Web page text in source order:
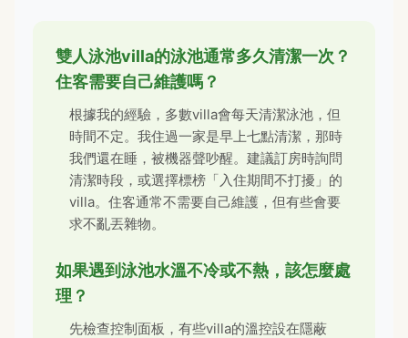
雙人泳池villa的泳池通常多久清潔一次？
住客需要自己維護嗎？
根據我的經驗，多數villa會每天清潔泳池，但
時間不定。我住過一家是早上七點清潔，那時
我們還在睡，被機器聲吵醒。建議訂房時詢問
清潔時段，或選擇標榜「入住期間不打擾」的
villa。住客通常不需要自己維護，但有些會要
求不亂丟雜物。
如果遇到泳池水溫不冷或不熱，該怎麼處
理？
先檢查控制面板，有些villa的溫控設在隱蔽